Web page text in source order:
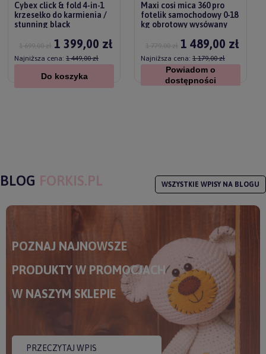
Cybex click & fold 4-in-1
krzesełko do karmienia /
stunning black
1 399,00 zł
1 699,00 zł
Najniższa cena: 1 449,00 zł
Do koszyka
Maxi cosi mica 360 pro
fotelik samochodowy 0-18
kg obrotowy wysówany
1 489,00 zł
1 779,00 zł
Najniższa cena: 1 179,00 zł
Powiadom o
dostępności
BLOG FORKIS.PL WSZYSTKIE WPISY NA BLOGU
POZNAJ NAJNOWSZE
PRODUKTY W PROMOCJACH
W NASZYM SKLEPIE
PRZECZYTAJ WPIS